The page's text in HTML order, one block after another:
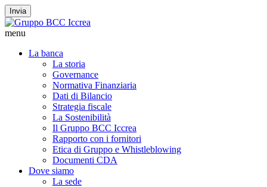
Invia
menu
La banca
La storia
Governance
Normativa Finanziaria
Dati di Bilancio
Strategia fiscale
La Sostenibilità
Il Gruppo BCC Iccrea
Rapporto con i fornitori
Etica di Gruppo e Whistleblowing
Documenti CDA
Dove siamo
La sede